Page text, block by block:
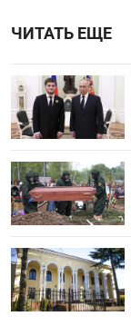
ЧИТАТЬ ЕЩЕ